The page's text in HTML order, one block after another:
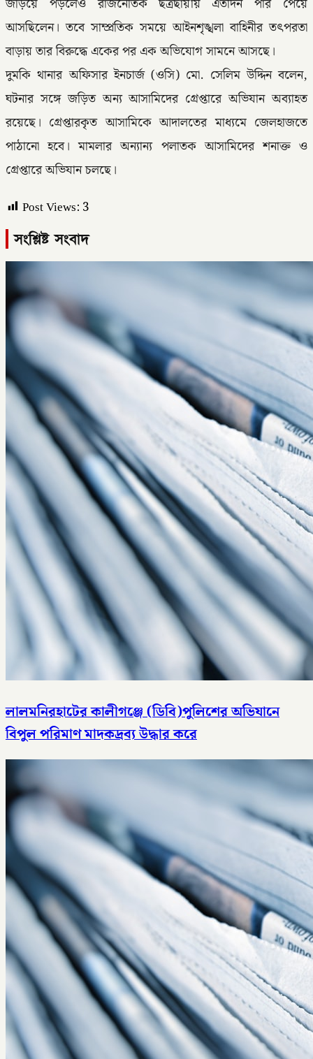
জড়িয়ে পড়লেও রাজনৈতিক ছত্রছায়ায় এতদিন পার পেয়ে
আসছিলেন। তবে সাম্প্রতিক সময়ে আইনশৃঙ্খলা বাহিনীর তৎপরতা
বাড়ায় তার বিরুদ্ধে একের পর এক অভিযোগ সামনে আসছে।
দুমকি থানার অফিসার ইনচার্জ (ওসি) মো. সেলিম উদ্দিন বলেন,
ঘটনার সঙ্গে জড়িত অন্য আসামিদের গ্রেপ্তারে অভিযান অব্যাহত
রয়েছে। গ্রেপ্তারকৃত আসামিকে আদালতের মাধ্যমে জেলহাজতে
পাঠানো হবে। মামলার অন্যান্য পলাতক আসামিদের শনাক্ত ও
গ্রেপ্তারে অভিযান চলছে।
Post Views: 3
সংশ্লিষ্ট সংবাদ
লালমনিরহাটের কালীগঞ্জে (ডিবি)পুলিশের অভিযানে
বিপুল পরিমাণ মাদকদ্রব্য উদ্ধার করে